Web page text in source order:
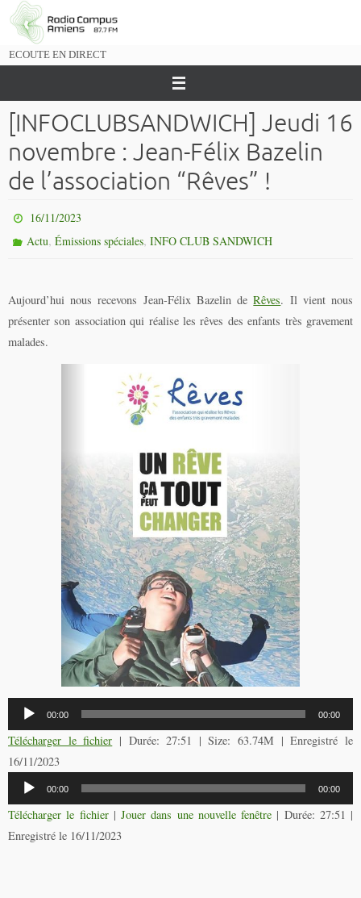
Passer
vers
ECOUTE EN DIRECT
[INFOCLUBSANDWICH] Jeudi 16
novembre : Jean-Félix Bazelin
de l’association “Rêves” !
16/11/2023
Actu,Émissions spéciales,INFO CLUB SANDWICH
Aujourd’hui nous recevons Jean-Félix Bazelin deRêves. Il vient nous
présenter son association qui réalise les rêves des enfants très gravement
malades.
Lecteur
audio
00:00 00:00
Télécharger le fichier | Durée: 27:51 | Size: 63.74M | Enregistré le
16/11/2023
Lecteur
audio
00:00 00:00
Télécharger le fichier| Jouer dans une nouvelle fenêtre | Durée: 27:51 |
Enregistré le 16/11/2023